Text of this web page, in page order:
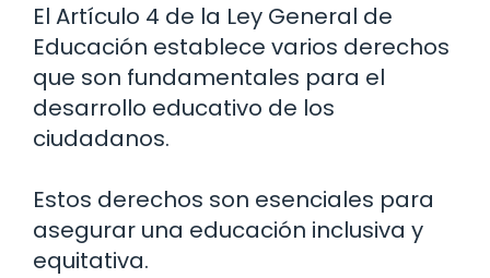
El Artículo 4 de la Ley General de
Educación establece varios derechos
que son fundamentales para el
desarrollo educativo de los
ciudadanos.
Estos derechos son esenciales para
asegurar una educación inclusiva y
equitativa.